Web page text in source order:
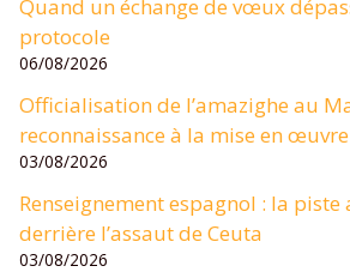
Quand un échange de vœux
protocole
06/08/2026
Officialisation de l’amazighe au
reconnaissance à la mise en œuvre
03/08/2026
Renseignement espagnol : la piste
derrière l’assaut de Ceuta
03/08/2026